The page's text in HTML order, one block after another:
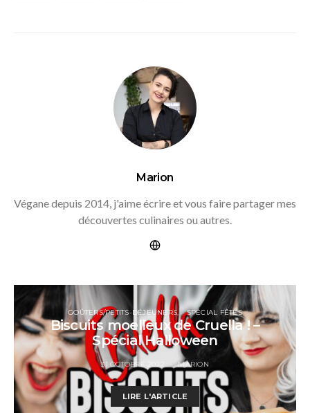
Marion
Végane depuis 2014, j'aime écrire et vous faire partager mes
découvertes culinaires ou autres.
GOÛTERS/PETITS-DÉJEUNERS SPÉCIAL FÊTES
Biscuits moelleux de Cruella ! –
Spécial Halloween
31 OCTOBRE 2022 MARION
LIRE L'ARTICLE